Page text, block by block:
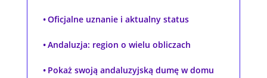
Oficjalne uznanie i aktualny status
Andaluzja: region o wielu obliczach
Pokaż swoją andaluzyjską dumę w domu